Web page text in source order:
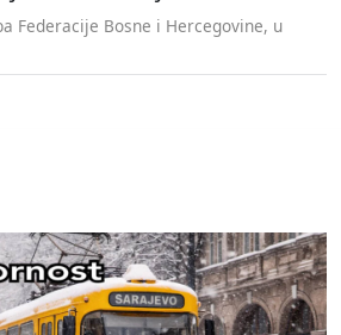
Federacije Bosne i Hercegovine, u